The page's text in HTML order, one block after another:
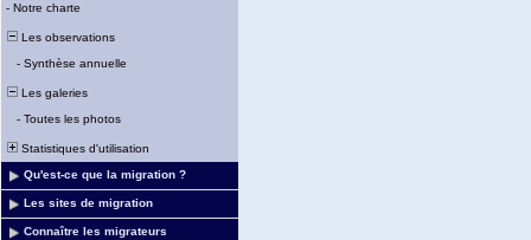
- Notre charte
Les observations
- Synthèse annuelle
Les galeries
- Toutes les photos
Statistiques d'utilisation
Qu'est-ce que la migration ?
Les sites de migration
Connaître les migrateurs